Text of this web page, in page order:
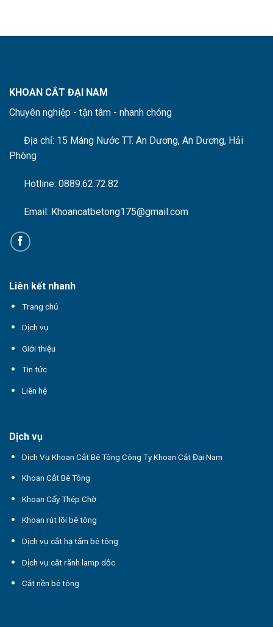
KHOAN CẮT ĐẠI NAM
Chuyên nghiệp - tận tâm - nhanh chóng
Địa chỉ: 15 Máng Nước TT. An Dương, An Dương, Hải
Phòng
Hotline: 0889.62.72.82
Email: Khoancatbetong175@gmail.com
Liên kết nhanh
Trang chủ
Dịch vụ
Giới thiệu
Tin tức
Liên hệ
Dịch vụ
Dịch Vụ Khoan Cắt Bê Tông Công Ty Khoan Cắt Đại Nam
Khoan Cắt Bê Tông
Khoan Cấy Thép Chờ
Khoan rút lõi bê tông
Dịch vụ cắt hạ tấm bê tông
Dịch vụ cắt rãnh lamp dốc
Cắt nền bê tông